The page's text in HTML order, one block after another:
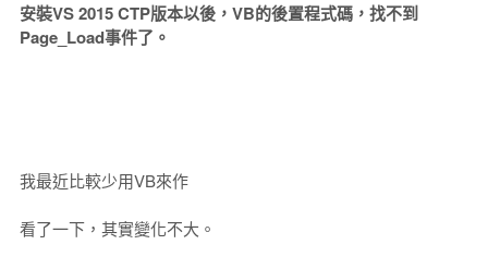
安裝VS 2015 CTP版本以後，VB的後置程式碼，找不到
Page_Load事件了。
我最近比較少用VB來作
看了一下，其實變化不大。